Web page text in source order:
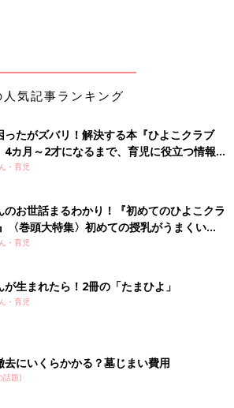
ギフトとしてそのままプレゼントするこ
フトセット¥6,900）
がたまらない！ラトル＆ソック
気記事ランキング
ったがズバリ！解決する本『ひよこクラブ
カ月～2才になるまで、育児に役立つ情報が
！
・育児
のお世話まるわかり！『初めてのひよこクラ
〈巻頭大特集〉初めての授乳がうまくい
ぱい・ミルクの基本と夏のトラブル 解決テ
・育児
が生まれたら！2冊の「たまひよ」
・育児
去にいくらかかる？墓じまい費用
話題)